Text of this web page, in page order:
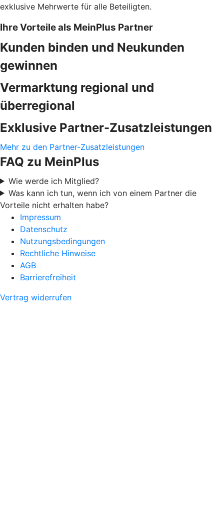
exklusive Mehrwerte für alle Beteiligten.
Ihre Vorteile als MeinPlus Partner
Kunden binden und Neukunden
gewinnen
Vermarktung regional und
überregional
Exklusive Partner-Zusatzleistungen
Mehr zu den Partner-Zusatzleistungen
FAQ zu MeinPlus
Wie werde ich Mitglied?
Was kann ich tun, wenn ich von einem Partner die
Vorteile nicht erhalten habe?
Impressum
Datenschutz
Nutzungsbedingungen
Rechtliche Hinweise
AGB
Barrierefreiheit
Vertrag widerrufen